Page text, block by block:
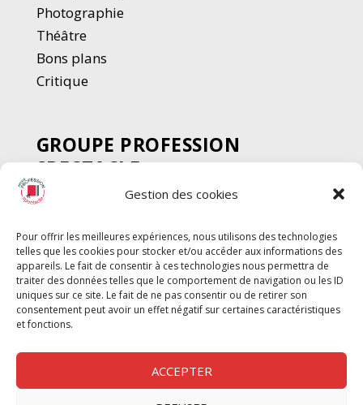
Gestion des cookies
Pour offrir les meilleures expériences, nous utilisons des technologies
telles que les cookies pour stocker et/ou accéder aux informations des
appareils. Le fait de consentir à ces technologies nous permettra de
traiter des données telles que le comportement de navigation ou les ID
uniques sur ce site. Le fait de ne pas consentir ou de retirer son
consentement peut avoir un effet négatif sur certaines caractéristiques
et fonctions.
ACCEPTER
Photographie
Théâtre
Bons plans
Critique
GROUPE PROFESSION
SPECTACLE
Chèque Intermittents
Chèque Compta
Chèque Emploi Spectacle
G-Pods
Profession Audio-visuel